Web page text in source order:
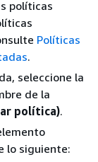
políticas
Políticas
.
seleccione la
de la
política).
lo siguiente: